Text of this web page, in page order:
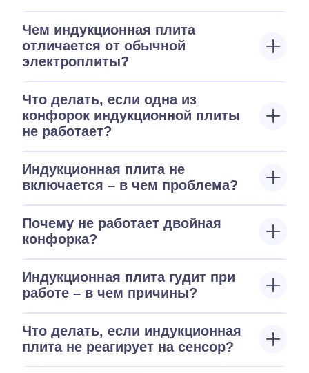
Чем индукционная плита
отличается от обычной
электроплиты?
Что делать, если одна из
конфорок индукционной плиты
не работает?
Индукционная плита не
включается – в чем проблема?
Почему не работает двойная
конфорка?
Индукционная плита гудит при
работе – в чем причины?
Что делать, если индукционная
плита не реагирует на сенсор?